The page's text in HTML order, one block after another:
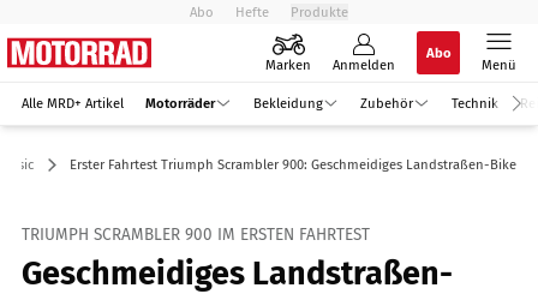
Abo Hefte Produkte
Marken Anmelden
Abo
Menü
Alle MRD+ Artikel Motorräder Bekleidung Zubehör Technik
Erster Fahrtest Triumph Scrambler 900: Geschmeidiges Landstraßen-Bike
TRIUMPH SCRAMBLER 900 IM ERSTEN FAHRTEST
Geschmeidiges Landstraßen-